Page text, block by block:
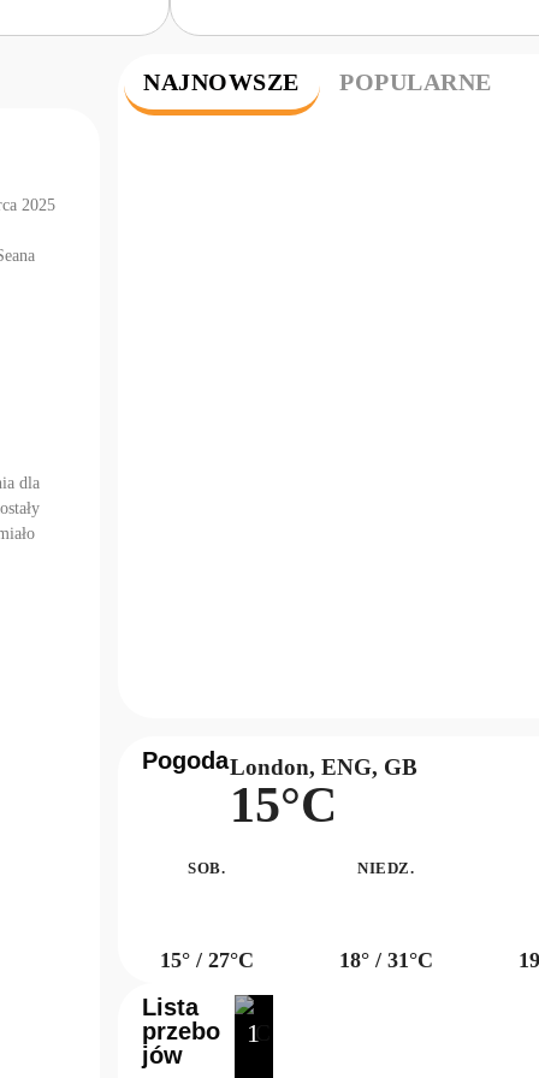
2025
dla
NAJNOWSZE POPULARNE
PogodaLondon, ENG, GB
15°C
SOB.
15° / 27°C
NIEDZ.
18° / 31°C
Lista
przebo
jów
1